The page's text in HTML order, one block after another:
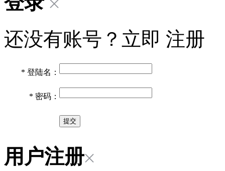
还没有账号？立即 注册
* 登陆名：
* 密码：
用户注册